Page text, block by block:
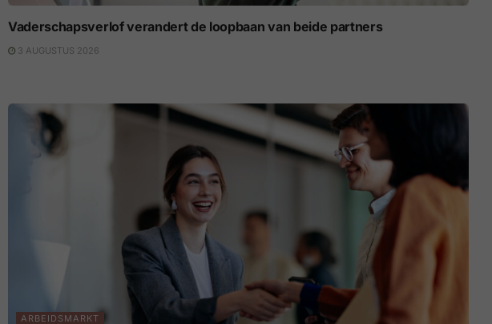
Vaderschapsverlof verandert de loopbaan van beide partners
3 AUGUSTUS 2026
ARBEIDSMARKT